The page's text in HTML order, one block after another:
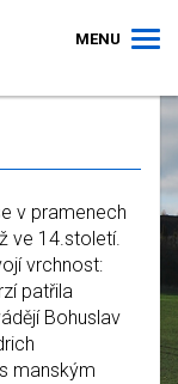
MENU
v pramenech
ve 14.století.
vrchnost:
patřila
Bohuslav
manským